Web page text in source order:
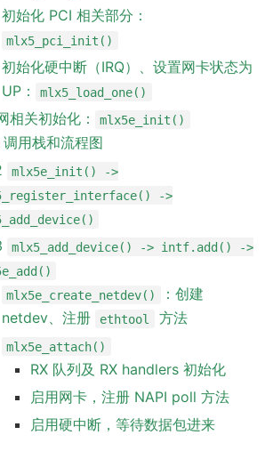
初始化 PCI 相关部分：
mlx5_pci_init()
初始化硬中断（IRQ）、设置网卡状态为
UP：
mlx5_load_one()
相关初始化： mlx5e_init()
调用栈和流程图
mlx5e_init() ->
->
mlx5_add_device() -> intf.add() ->
mlx5e_create_netdev()
：创建
netdev、注册
ethtool 方法
mlx5e_attach()
RX 队列及 RX handlers 初始化
启用网卡，注册 NAPI poll 方法
启用硬中断，等待数据包进来